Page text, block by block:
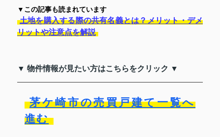
▼この記事も読まれています
土地を購入する際の共有名義とは？メリット・デメ
リットや注意点を解説
▼ 物件情報が見たい方はこちらをクリック ▼
茅ケ崎市の売買戸建て一覧へ
進む